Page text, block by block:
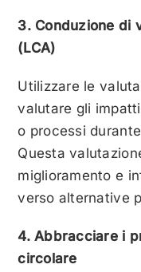
3. Conduzione di
(LCA)
Utilizzare le
valutare gli
o processi
Questa
miglioramento e
verso alternative
4. Abbracciare i
circolare